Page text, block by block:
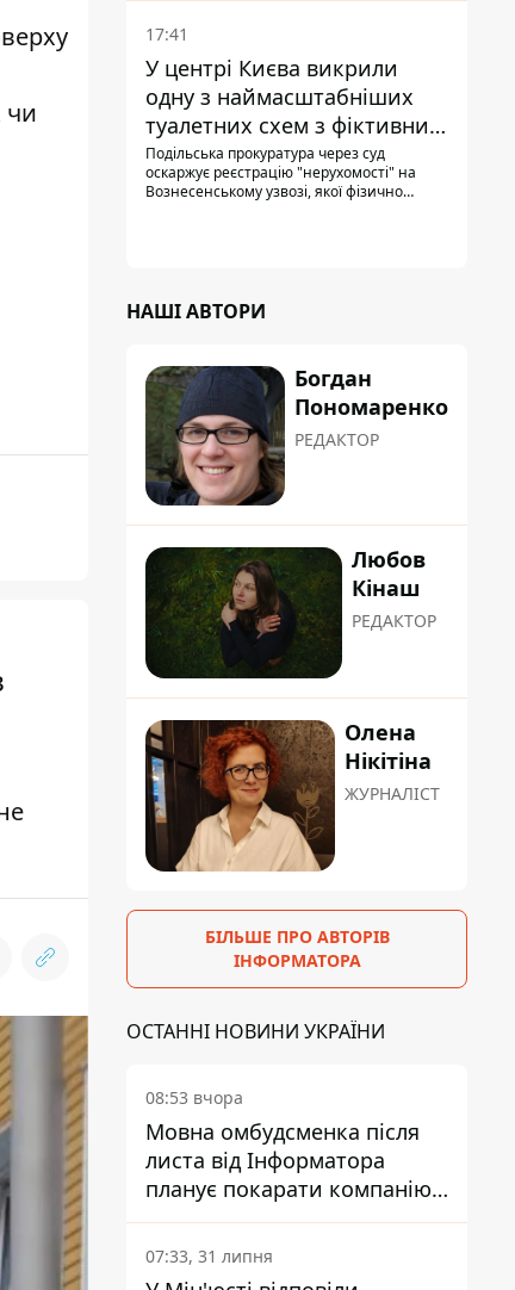
чи
17:41
У центрі Києва викрили
одну з наймасштабніших
туалетних схем з фіктивним
будинком
Подільська прокуратура через суд
оскаржує реєстрацію "нерухомості" на
Вознесенському узвозі, якої фізично
НАШІ АВТОРИ
Богдан
Пономаренко
РЕДАКТОР
Любов
Кінаш
РЕДАКТОР
Олена
Нікітіна
ЖУРНАЛІСТ
БІЛЬШЕ ПРО АВТОРІВ
ІНФОРМАТОРА
ОСТАННІ НОВИНИ УКРАЇНИ
08:53 вчора
Мовна омбудсменка після
листа від Інформатора
планує покарати компанію-
підрядника ПриватБанку
07:33, 31 липня